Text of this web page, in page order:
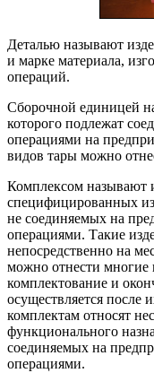
Деталью называют
и марке материала,
операций.
Сборочной единицей
которого подлежат
операциями на
видов тары можно
Комплексом называют
специфицированных
не соединяемых на
операциями. Такие
непосредственно на
можно отнести многие
комплектование и
осуществляется после
комплектам относят
функционального
соединяемых на
операциями.